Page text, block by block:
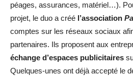
péages, assurances, matériel…).
projet, le duo a créé l’association
comptes sur les réseaux sociaux
partenaires. Ils proposent aux
échange d’espaces publicitaires
Quelques-unes ont déjà accepté le